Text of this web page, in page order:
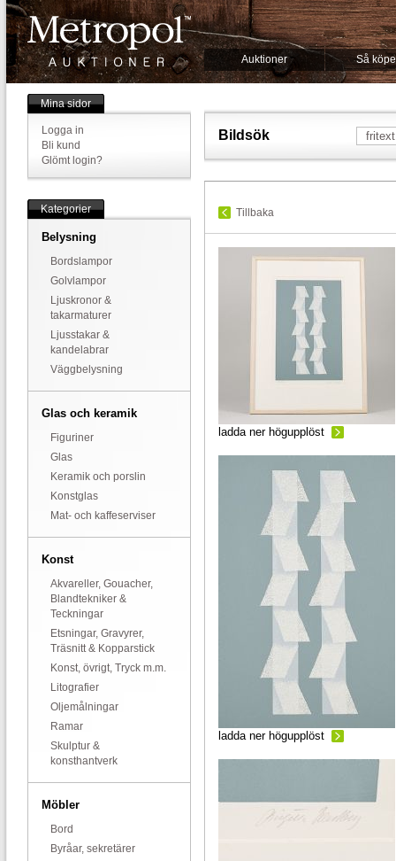
Auktioner Så
Mina sidor
Logga in
Bli kund
Glömt login?
Kategorier
Belysning
Bordslampor
Golvlampor
Ljuskronor &
takarmaturer
Ljusstakar &
kandelabrar
Väggbelysning
Glas och keramik
Figuriner
Glas
Keramik och porslin
Konstglas
Mat- och kaffeserviser
Konst
Akvareller, Gouacher,
Blandtekniker &
Teckningar
Etsningar, Gravyrer,
Träsnitt & Kopparstick
Konst, övrigt, Tryck m.m.
Litografier
Oljemålningar
Ramar
Skulptur &
konsthantverk
Möbler
Bord
Byråar, sekretärer
Bildsök
Tillbaka
ladda ner högupplöst
ladda ner högupplöst